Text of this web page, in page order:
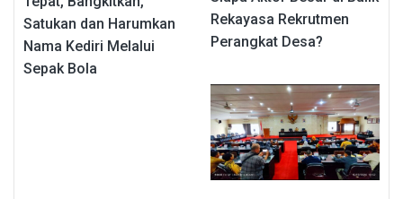
Satukan dan Harumkan
Nama Kediri Melalui
Sepak Bola
Rekayasa Rekrutmen
Perangkat Desa?